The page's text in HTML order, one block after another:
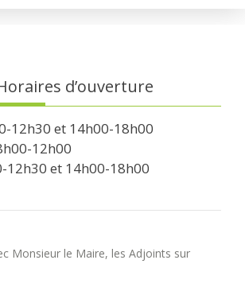
d’ouverture
12h30 et 14h00-18h00
12h00
12h30 et 14h00-18h00
Monsieur le Maire, les Adjoints sur